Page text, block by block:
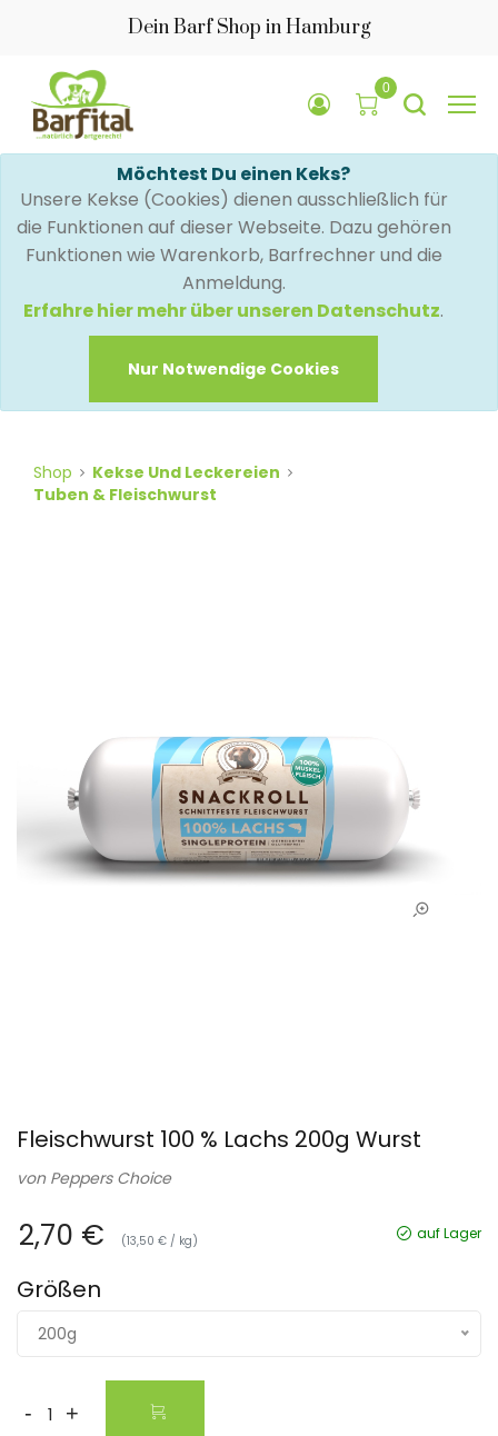
Dein Barf Shop in Hamburg
0
Möchtest Du einen Keks?
Unsere Kekse (Cookies) dienen ausschließlich für
die Funktionen auf dieser Webseite. Dazu gehören
Funktionen wie Warenkorb, Barfrechner und die
Anmeldung.
Erfahre hier mehr über unseren Datenschutz.
Nur Notwendige Cookies
Shop
Kekse Und Leckereien
Tuben & Fleischwurst
Fleischwurst 100 % Lachs 200g Wurst
von Peppers Choice
2,70 € (13,50 € / kg) auf Lager
Größen
200g
- +